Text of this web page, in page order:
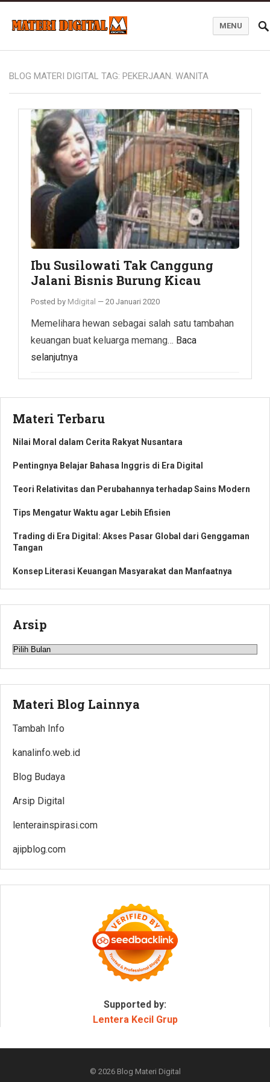
MENU
BLOG MATERI DIGITAL TAG: PEKERJAAN. WANITA
Ibu Susilowati Tak Canggung
Jalani Bisnis Burung Kicau
Posted by Mdigital — 20 Januari 2020
Memelihara hewan sebagai salah satu tambahan
keuangan buat keluarga memang… Baca
selanjutnya
Materi Terbaru
Nilai Moral dalam Cerita Rakyat Nusantara
Pentingnya Belajar Bahasa Inggris di Era Digital
Teori Relativitas dan Perubahannya terhadap Sains Modern
Tips Mengatur Waktu agar Lebih Efisien
Trading di Era Digital: Akses Pasar Global dari Genggaman
Tangan
Konsep Literasi Keuangan Masyarakat dan Manfaatnya
Arsip
Arsip
Materi Blog Lainnya
Tambah Info
kanalinfo.web.id
Blog Budaya
Arsip Digital
lenterainspirasi.com
ajipblog.com
Supported by:
Lentera Kecil Grup
© 2026 Blog Materi Digital